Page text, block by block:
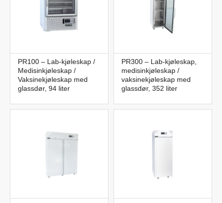
PR100 – Lab-kjøleskap /
Medisinkjøleskap /
Vaksinekjøleskap med
glassdør, 94 liter
PR300 – Lab-kjøleskap,
medisinkjøleskap /
vaksinekjøleskap med
glassdør, 352 liter